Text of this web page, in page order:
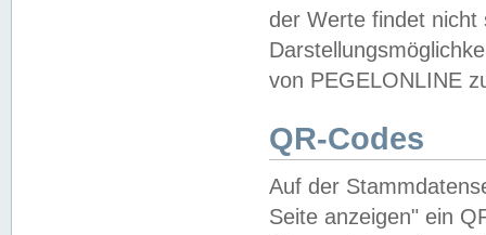
der Werte findet
von PEGELONLINE
QR-Codes
Auf der
Seite anzeigen" ein